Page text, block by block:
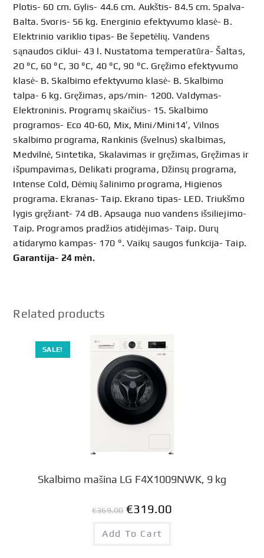
Plotis- 60 cm. Gylis- 44.6 cm. Aukštis- 84.5 cm. Spalva-
Balta. Svoris- 56 kg. Energinio efektyvumo klasė- B.
Elektrinio variklio tipas- Be šepetėlių. Vandens
sąnaudos ciklui- 43 l. Nustatoma temperatūra- Šaltas,
20 °C, 60 °C, 30 °C, 40 °C, 90 °C. Gręžimo efektyvumo
klasė- B. Skalbimo efektyvumo klasė- B. Skalbimo
talpa- 6 kg. Gręžimas, aps/min- 1200. Valdymas-
Elektroninis. Programų skaičius- 15. Skalbimo
programos- Eco 40-60, Mix, Mini/Mini14′, Vilnos
skalbimo programa, Rankinis (švelnus) skalbimas,
Medvilnė, Sintetika, Skalavimas ir gręžimas, Gręžimas ir
išpumpavimas, Delikati programa, Džinsų programa,
Intense Cold, Dėmių šalinimo programa, Higienos
programa. Ekranas- Taip. Ekrano tipas- LED. Triukšmo
lygis gręžiant- 74 dB. Apsauga nuo vandens išsiliejimo-
Taip. Programos pradžios atidėjimas- Taip. Durų
atidarymo kampas- 170 °. Vaikų saugos funkcija- Taip.
Garantija- 24 mėn.
Related products
SALE!
Skalbimo mašina LG F4X1009NWK, 9 kg
€369.00 €319.00
Add To Cart